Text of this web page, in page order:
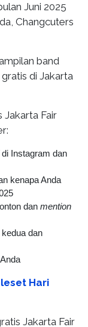
Juni 2025
Changcuters
band
di Jakarta
Jakarta Fair
di Instagram dan
kenapa Anda
dan mention
kedua dan
Hari
Jakarta Fair